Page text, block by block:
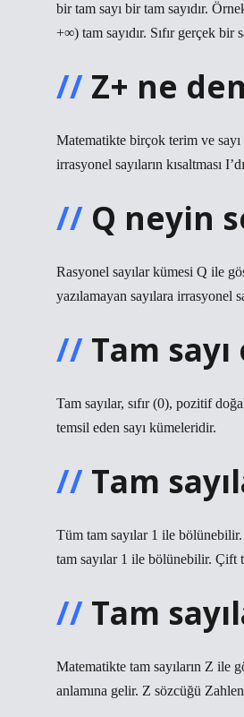
bir tam sayı bir tam sayıdır.
+∞) tam sayıdır. Sıfır gerçek bir
Z+ ne
Matematikte birçok terim ve sayı
irrasyonel sayıların kısaltması
Q neyin
Rasyonel sayılar kümesi Q ile
yazılamayan sayılara irrasyonel
Tam
Tam sayılar, sıfır (0), pozitif
temsil eden sayı kümeleridir.
Tam
Tüm tam sayılar 1 ile
tam sayılar 1 ile bölünebilir. Çift
Tam
Matematikte tam sayıların Z ile
anlamına gelir. Z sözcüğü